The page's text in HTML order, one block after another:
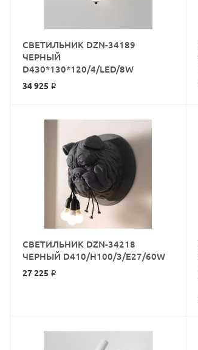
СВЕТИЛЬНИК DZN-34189
ЧЕРНЫЙ
D430*130*120/4/LED/8W
34 925 ₽
СВЕТИЛЬНИК DZN-34218
ЧЕРНЫЙ D410/H100/3/E27/60W
27 225 ₽
КУПИТЬ